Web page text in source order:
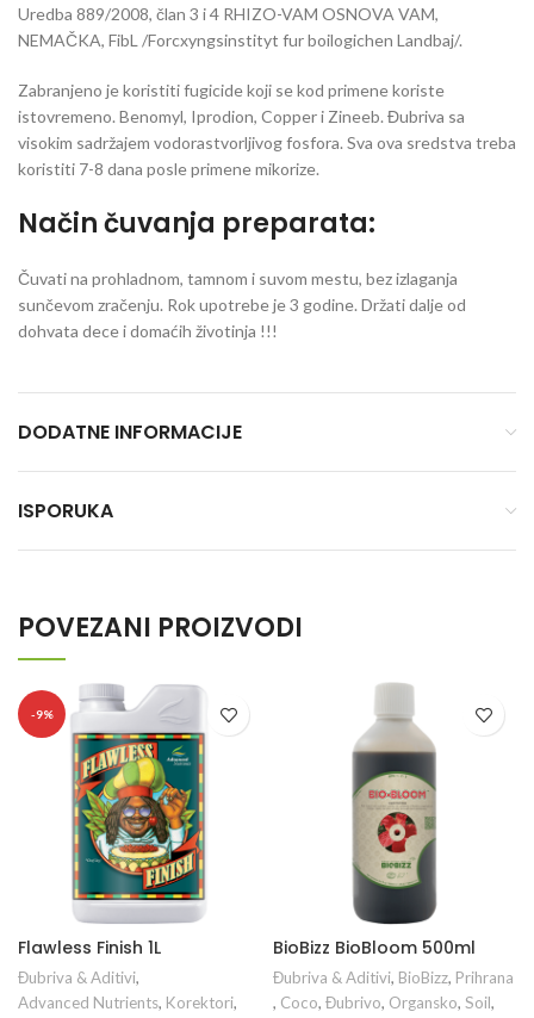
Uredba 889/2008, član 3 i 4 RHIZO-VAM OSNOVA VAM,
NEMAČKA, FibL /Forcxyngsinstityt fur boilogichen Landbaj/.
Zabranjeno je koristiti fugicide koji se kod primene koriste
istovremeno. Benomyl, Iprodion, Copper i Zineeb. Đubriva sa
visokim sadržajem vodorastvorljivog fosfora. Sva ova sredstva treba
koristiti 7-8 dana posle primene mikorize.
Način čuvanja preparata:
Čuvati na prohladnom, tamnom i suvom mestu, bez izlaganja
sunčevom zračenju. Rok upotrebe je 3 godine. Držati dalje od
dohvata dece i domaćih životinja !!!
DODATNE INFORMACIJE
ISPORUKA
POVEZANI PROIZVODI
-9%
Flawless Finish 1L
Đubriva & Aditivi,
Advanced Nutrients, Korektori,
BioBizz BioBloom 500ml
Đubriva & Aditivi, BioBizz, Prihrana
, Coco, Đubrivo, Organsko, Soil,